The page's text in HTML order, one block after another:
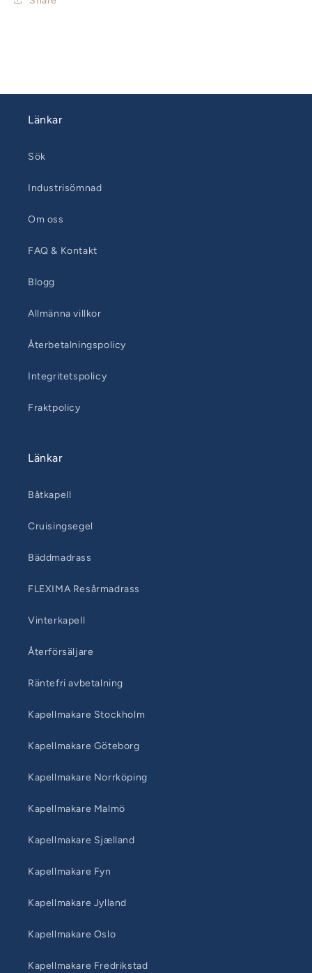
Länkar
Sök
Industrisömnad
Om oss
FAQ & Kontakt
Blogg
Allmänna villkor
Återbetalningspolicy
Integritetspolicy
Fraktpolicy
Länkar
Båtkapell
Cruisingsegel
Bäddmadrass
FLEXIMA Resårmadrass
Vinterkapell
Återförsäljare
Räntefri avbetalning
Kapellmakare Stockholm
Kapellmakare Göteborg
Kapellmakare Norrköping
Kapellmakare Malmö
Kapellmakare Sjælland
Kapellmakare Fyn
Kapellmakare Jylland
Kapellmakare Oslo
Kapellmakare Fredrikstad